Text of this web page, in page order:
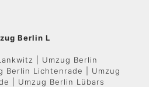
Berlin L
| Umzug Berlin
Berlin Lichtenrade | Umzug
| Umzug Berlin Lübars